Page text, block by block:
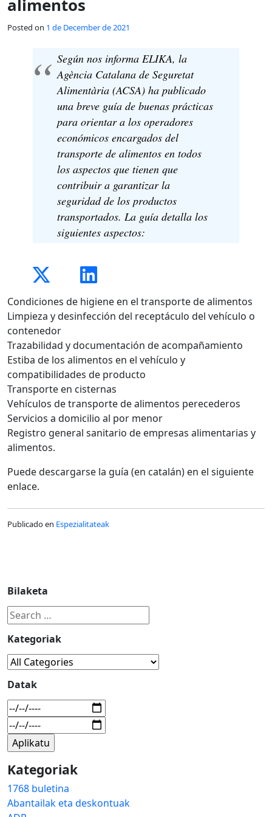
alimentos
Posted on 1 de December de 2021
Según nos informa ELIKA, la
Agència Catalana de Seguretat
Alimentària (ACSA) ha publicado
una breve guía de buenas prácticas
para orientar a los operadores
económicos encargados del
transporte de alimentos en todos
los aspectos que tienen que
contribuir a garantizar la
seguridad de los productos
transportados. La guía detalla los
siguientes aspectos:
Condiciones de higiene en el transporte de alimentos
Limpieza y desinfección del receptáculo del vehículo o
contenedor
Trazabilidad y documentación de acompañamiento
Estiba de los alimentos en el vehículo y
compatibilidades de producto
Transporte en cisternas
Vehículos de transporte de alimentos perecederos
Servicios a domicilio al por menor
Registro general sanitario de empresas alimentarias y
alimentos.
Puede descargarse la guía (en catalán) en el siguiente
enlace.
Publicado en Espezialitateak
Bilaketa
Kategoriak
Datak
Kategoriak
1768 buletina
Abantailak eta deskontuak